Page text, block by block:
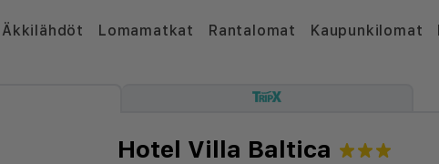
Äkkilähdöt Lomamatkat Rantalomat Kaupunkilomat
Hotel Villa Baltica